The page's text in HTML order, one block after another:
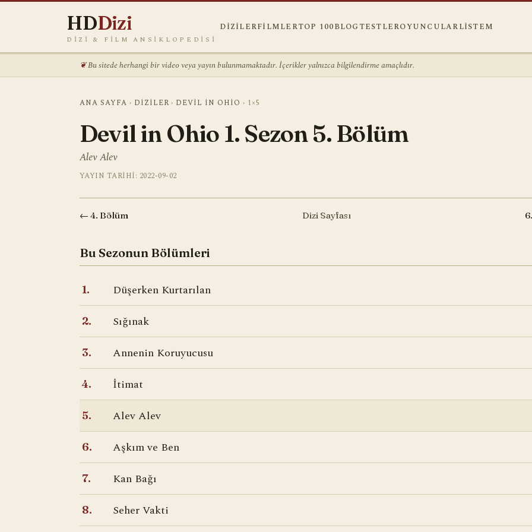
HDDizi
DIZI & FILM ANSIKLOPEDISI
DIZILERFILMLERTOP 100BLOGTESTLEROYUNCULARLISTEM
Bu sitede herhangi bir video veya yayın bulunmamaktadır. İçerikler yalnızca bilgilendirme amaçlıdır.
ANA SAYFA › DIZILER › DEVIL IN OHIO › 1×5
Devil in Ohio 1. Sezon 5. Bölüm
Alev Alev
YAYIN TARIHI: 2022-09-02
← 4. Bölüm Dizi Sayfası
Bu Sezonun Bölümleri
1. Düşerken Kurtarılan
2. Sığınak
3. Annenin Koruyucusu
4. İtimat
5. Alev Alev
6. Aşkım ve Ben
7. Kan Bağı
8. Seher Vakti